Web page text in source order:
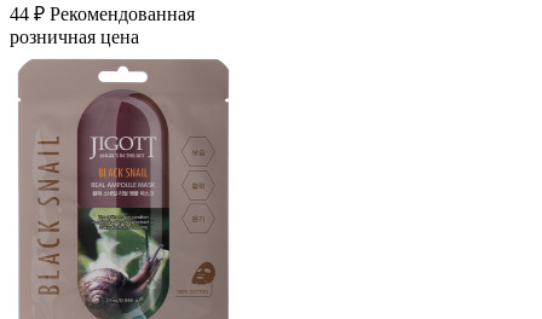
44 ₽ Рекомендованная
розничная цена